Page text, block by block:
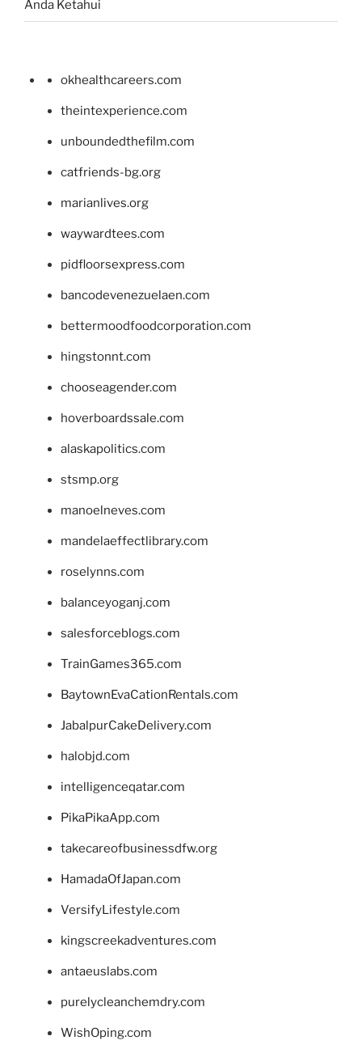
Anda Ketahui
okhealthcareers.com
theintexperience.com
unboundedthefilm.com
catfriends-bg.org
marianlives.org
waywardtees.com
pidfloorsexpress.com
bancodevenezuelaen.com
bettermoodfoodcorporation.com
hingstonnt.com
chooseagender.com
hoverboardssale.com
alaskapolitics.com
stsmp.org
manoelneves.com
mandelaeffectlibrary.com
roselynns.com
balanceyoganj.com
salesforceblogs.com
TrainGames365.com
BaytownEvaCationRentals.com
JabalpurCakeDelivery.com
halobjd.com
intelligenceqatar.com
PikaPikaApp.com
takecareofbusinessdfw.org
HamadaOfJapan.com
VersifyLifestyle.com
kingscreekadventures.com
antaeuslabs.com
purelycleanchemdry.com
WishOping.com